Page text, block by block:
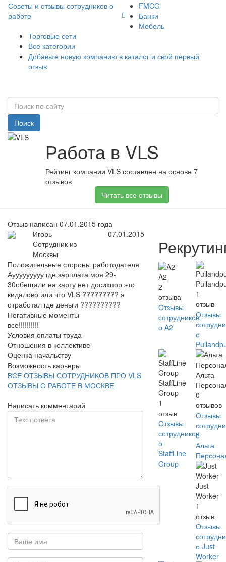
Советы и отзывы сотрудников о
работе
FMCG
Банки
Мебель
Торговые сети
Все категории
Добавьте новую компанию в каталог и свой первый
отзыв
Поиск
Работа в VLS
Рейтинг компании VLS составлен на основе 7
отзывов
Читать все отзывы
Отзыв написан 07.01.2015 года
Игорь
Сотрудник из
Москвы
07.01.2015
Положительные стороны работодателя
Аууууууууу где зарплата моя 29-
30обещали на карту нет досихпор это
кидалово или что VLS ????????? я
отработал где деньги ??????????
Негативные моменты
все!!!!!!!!!!
Условия оплаты труда
Отношения в коллективе
Оценка начальству
Возможность карьеры
ВСЕ ОТЗЫВЫ СОТРУДНИКОВ ПРО VLS
ОТЗЫВЫ О РАБОТЕ В МОСКВЕ
Написать комментарий
A2
2
отзыва
Отзывы
сотрудников
о A2
1
отзыв
Отзывы
о
StaffLine
Group
1
отзыв
Отзывы
сотрудников
о
StaffLine
Group
Альта
0
отзывов
Отзывы
о
Альта
Just
Worker
1
отзыв
Отзывы
о Just
Worker